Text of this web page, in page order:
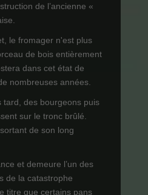
de l’ancienne «
le fromager n'est plus
de bois entièrement
dans cet état de
nombreuses années.
tard, des bourgeons puis
sur le tronc brûlé.
de son long
et demeure l’un des
de la catastrophe
titre que certains pans